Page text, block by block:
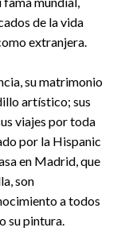
de la vida
extranjera.
su matrimonio
artístico; sus
viajes por toda
por la Hispanic
en Madrid, que
son
a todos
su pintura.